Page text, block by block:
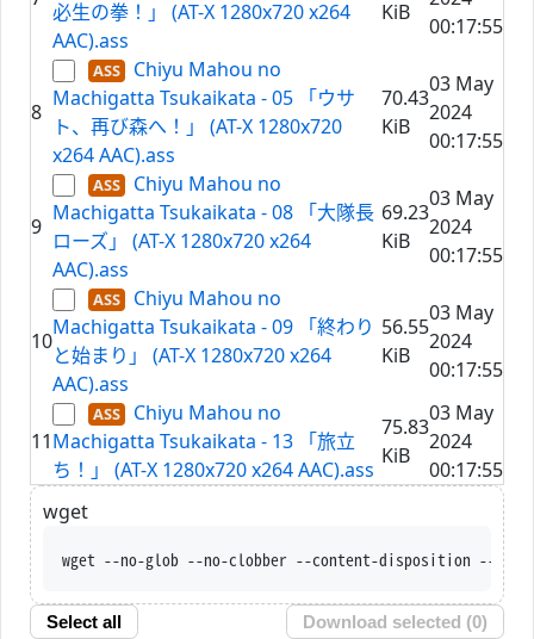
必生の拳！」 (AT-X 1280x720 x264
AAC).ass
KiB
00:17:55
8
Chiyu Mahou no
Machigatta Tsukaikata - 05 「ウサ
ト、再び森へ！」 (AT-X 1280x720
x264 AAC).ass
70.43
KiB
03 May
2024
00:17:55
9
Chiyu Mahou no
Machigatta Tsukaikata - 08 「大隊長
ローズ」 (AT-X 1280x720 x264
AAC).ass
69.23
KiB
03 May
2024
00:17:55
10
Chiyu Mahou no
Machigatta Tsukaikata - 09 「終わり
と始まり」 (AT-X 1280x720 x264
AAC).ass
56.55
KiB
03 May
2024
00:17:55
11
Chiyu Mahou no
Machigatta Tsukaikata - 13 「旅立
ち！」 (AT-X 1280x720 x264 AAC).ass
75.83
KiB
03 May
2024
00:17:55
wget
wget --no-glob --no-clobber --content-disposition --trust-
Select all Download selected (0)